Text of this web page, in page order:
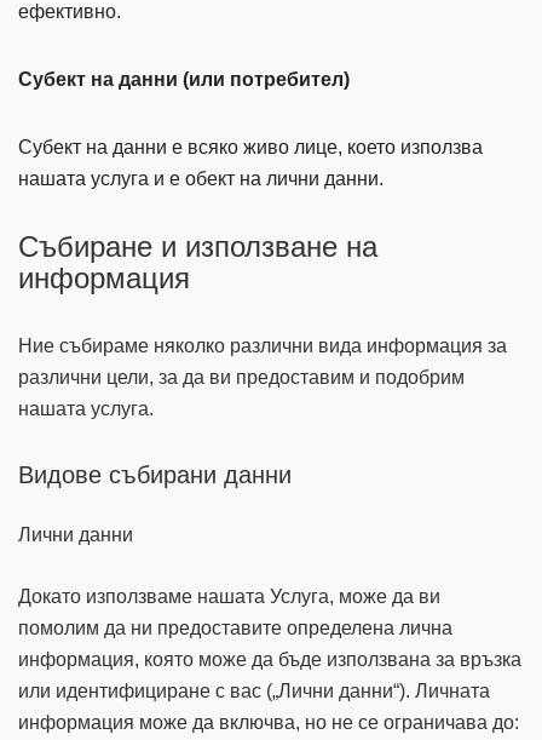
ефективно.
Субект на данни (или потребител)
Субект на данни е всяко живо лице, което използва
нашата услуга и е обект на лични данни.
Събиране и използване на
информация
Ние събираме няколко различни вида информация за
различни цели, за да ви предоставим и подобрим
нашата услуга.
Видове събирани данни
Лични данни
Докато използваме нашата Услуга, може да ви
помолим да ни предоставите определена лична
информация, която може да бъде използвана за връзка
или идентифициране с вас („Лични данни“). Личната
информация може да включва, но не се ограничава до: